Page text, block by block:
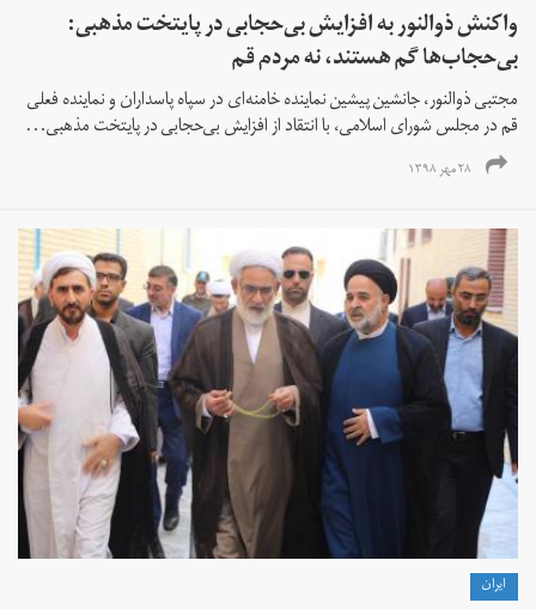
واکنش ذوالنور به افزایش بی‌حجابی در پایتخت مذهبی:
بی‌حجاب‌ها گم هستند، نه مردم قم
مجتبی ذوالنور، جانشین پیشین نماینده خامنه‌ای در سپاه پاسداران و نماینده فعلی
قم در مجلس شورای اسلامی، با انتقاد از افزایش بی‌حجابی در پایتخت مذهبی...
۲۸ مهر ۱۳۹۸
ايران